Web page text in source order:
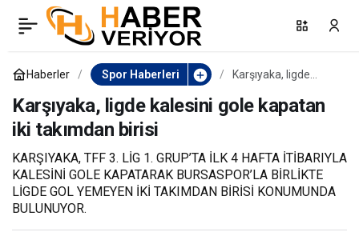
Haberler Spor Haberleri
Karşıyaka, ligde
iki takımdan birisi
Karşıyaka, ligde kalesini gole kapatan
iki takımdan birisi
KARŞIYAKA, TFF 3. LİG 1. GRUP’TA İLK 4 HAFTA İTİBARIYLA
KALESİNİ GOLE KAPATARAK BURSASPOR’LA BİRLİKTE
LİGDE GOL YEMEYEN İKİ TAKIMDAN BİRİSİ KONUMUNDA
BULUNUYOR.
Trendyol Süper Lig:
Göztepe: 2 – Kayserispor:
0 (İlk yarı)
Paylaş